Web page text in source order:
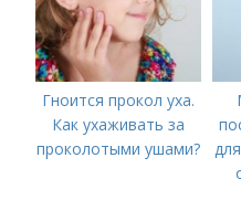
Гноится прокол уха.
Как ухаживать за
проколотыми ушами?